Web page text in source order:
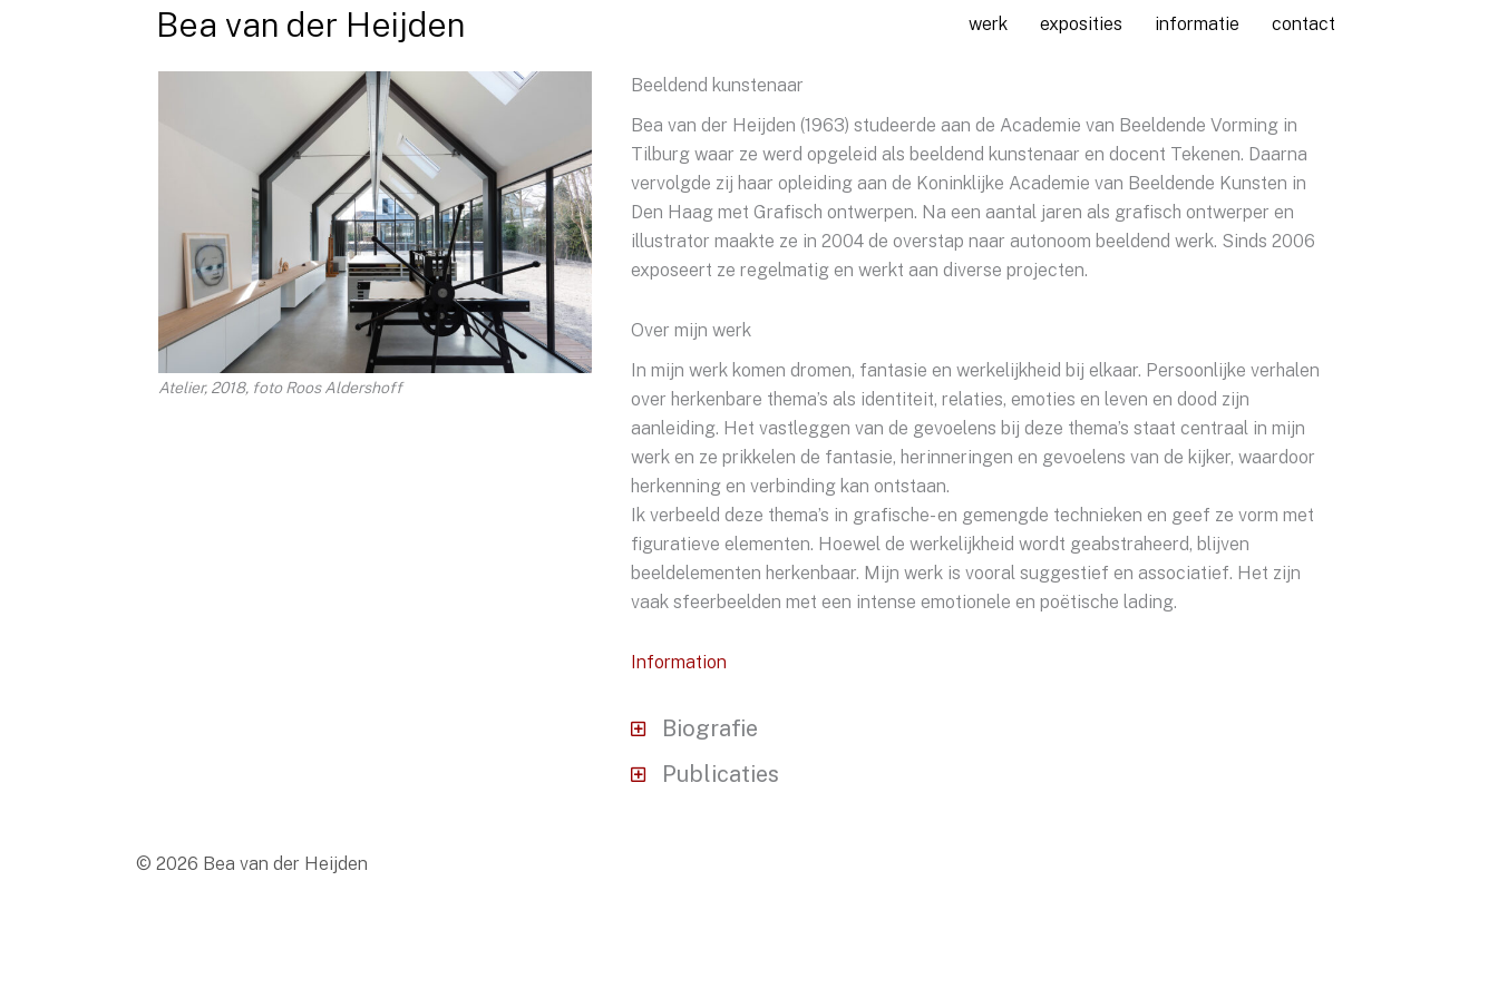
Bea van der Heijden werk exposities informatie contact
Atelier, 2018, foto Roos Aldershoff
Beeldend kunstenaar
Bea van der Heijden (1963) studeerde aan de Academie van Beeldende Vorming in
Tilburg waar ze werd opgeleid als beeldend kunstenaar en docent Tekenen. Daarna
vervolgde zij haar opleiding aan de Koninklijke Academie van Beeldende Kunsten in
Den Haag met Grafisch ontwerpen. Na een aantal jaren als grafisch ontwerper en
illustrator maakte ze in 2004 de overstap naar autonoom beeldend werk. Sinds 2006
exposeert ze regelmatig en werkt aan diverse projecten.
Over mijn werk
In mijn werk komen dromen, fantasie en werkelijkheid bij elkaar. Persoonlijke verhalen
over herkenbare thema’s als identiteit, relaties, emoties en leven en dood zijn
aanleiding. Het vastleggen van de gevoelens bij deze thema’s staat centraal in mijn
werk en ze prikkelen de fantasie, herinneringen en gevoelens van de kijker, waardoor
herkenning en verbinding kan ontstaan.
Ik verbeeld deze thema’s in grafische- en gemengde technieken en geef ze vorm met
figuratieve elementen. Hoewel de werkelijkheid wordt geabstraheerd, blijven
beeldelementen herkenbaar. Mijn werk is vooral suggestief en associatief. Het zijn
vaak sfeerbeelden met een intense emotionele en poëtische lading.
Information
Biografie
Publicaties
© 2026 Bea van der Heijden